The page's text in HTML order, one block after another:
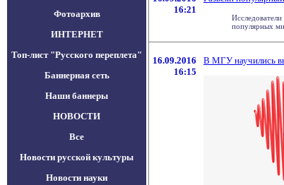
Фотоархив
ИНТЕРНЕТ
Топ-лист "Русского переплета"
Баннерная сеть
Наши баннеры
НОВОСТИ
Все
Новости русской культуры
Новости науки
16:21
популярных
16.09.2016
16:15
В МГУ научились